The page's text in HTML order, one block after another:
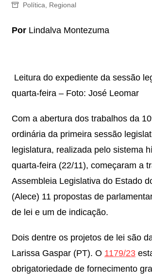
Política, Regional
Por Lindalva Montezuma
Leitura do expediente da sessão
quarta-feira – Foto: José Leomar
Com a abertura dos trabalhos da
ordinária da primeira sessão
legislatura, realizada pelo sistema
quarta-feira (22/11), começaram a
Assembleia Legislativa do Estado
(Alece) 11 propostas de
de lei e um de indicação.
Dois dentre os projetos de lei são
Larissa Gaspar (PT). O 1179/23
obrigatoriedade de fornecimento